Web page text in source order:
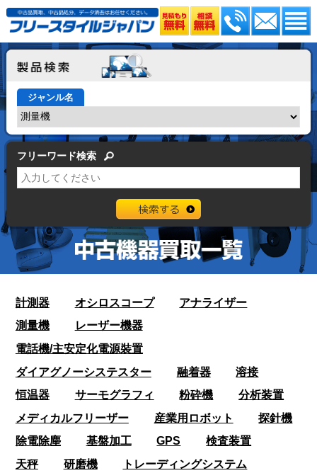
ジャンル名
フリーワード検索
計測器 オシロスコープ
アナライザー
測量機
レーザー機器
電話機/主安定化電源裝置
ダイアグノーシステスター
融着器
溶接
恒温器
サーモグラフィ 粉砕機
分析装置
メディカルフリーザー
産業用ロボット
探針機
除電除塵
基盤加工 GPS
検査装置
天秤
研磨機
トレーディングシステム